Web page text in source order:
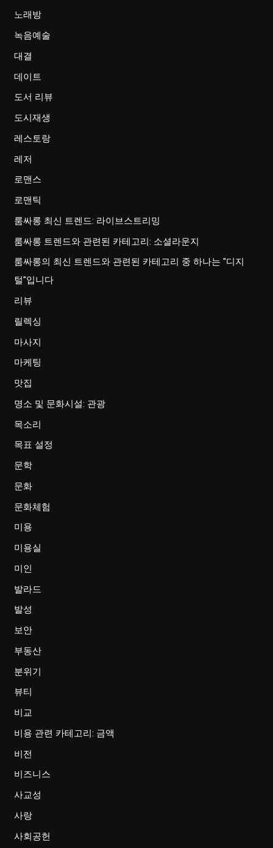
노래방
녹음예술
대결
데이트
도서 리뷰
도시재생
레스토랑
레저
로맨스
로맨틱
룸싸롱 최신 트렌드: 라이브스트리밍
룸싸롱 트렌드와 관련된 카테고리: 소셜라운지
룸싸롱의 최신 트렌드와 관련된 카테고리 중 하나는 "디지
털"입니다
리뷰
릴렉싱
마사지
마케팅
맛집
명소 및 문화시설: 관광
목소리
목표 설정
문학
문화
문화체험
미용
미용실
미인
발라드
발성
보안
부동산
분위기
뷰티
비교
비용 관련 카테고리: 금액
비전
비즈니스
사교성
사랑
사회공헌